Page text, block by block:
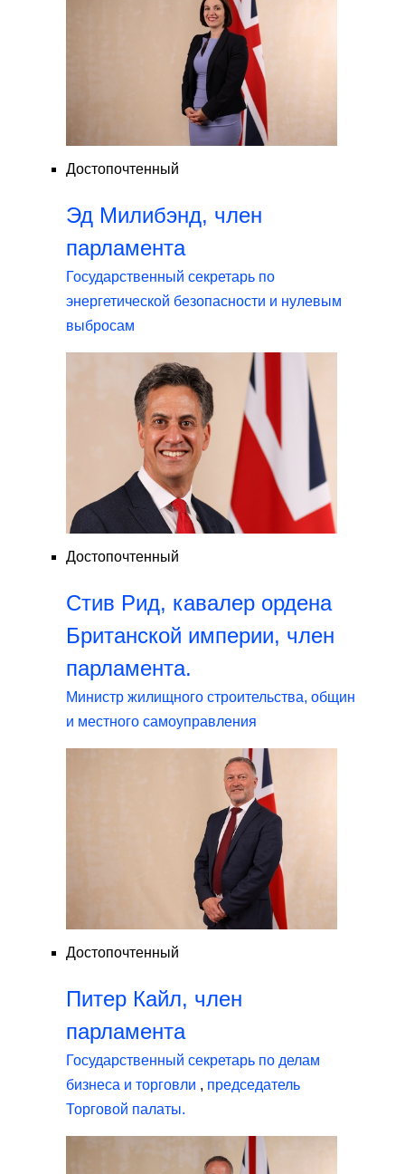
Достопочтенный
Эд Милибэнд, член
парламента
Государственный секретарь по
энергетической безопасности и нулевым
выбросам
Достопочтенный
Стив Рид, кавалер ордена
Британской империи, член
парламента.
Министр жилищного строительства, общин
и местного самоуправления
Достопочтенный
Питер Кайл, член
парламента
Государственный секретарь по делам
бизнеса и торговли , председатель
Торговой палаты.